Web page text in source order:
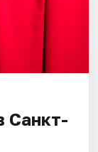
Санкт-